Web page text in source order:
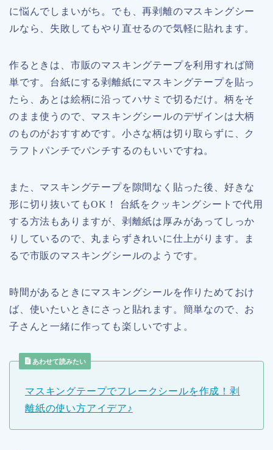
に悩んでしまいがち。でも、再剥離のマスキングシー
ルなら、失敗してもやり直せるので気軽に貼れます。
作るときは、市販のマスキングテープを利用すれば簡
単です。台紙にする剥離紙にマスキングテープを貼っ
たら、あとは絵柄に沿ってハサミで切るだけ。柄をそ
のまま使うので、マスキングシールのデザインは大柄
のものがおすすめです。小さな柄は切り取らずに、ク
ラフトパンチでパンチするのもいいですね。
また、マスキングテープを隙間なく貼った後、好きな
形に切り抜いてもOK！ 台紙をクッキングシートで代用
する方法もありますが、剥離紙は厚みがあってしっか
りしているので、丸まらずきれいに仕上がります。ま
るで市販のマスキングシールのようです。
時間があるときにマスキングシールを作りためておけ
ば、使いたいときにさっと貼れます。簡単なので、お
子さんと一緒に作っても楽しいですよ。
あわせて読みたい
マスキングテープでフレークシールを作成！剥
離紙の使い方アイデア♪